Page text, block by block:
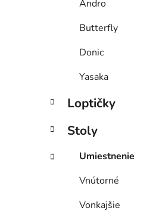
Andro
Butterfly
Donic
Yasaka
Loptičky
Stoly
Umiestnenie
Vnútorné
Vonkajšie